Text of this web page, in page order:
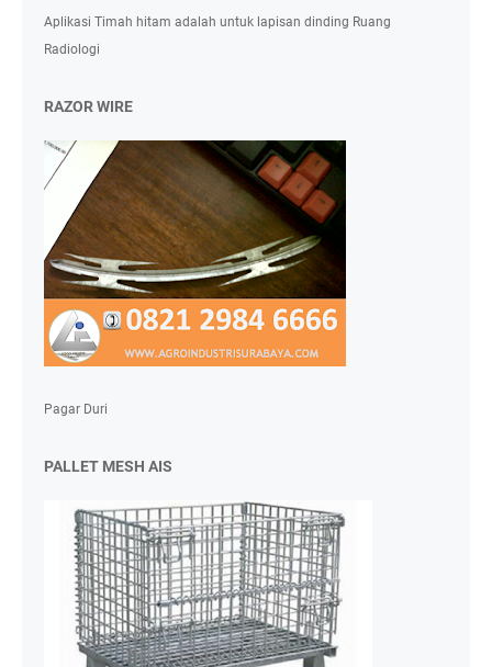
Aplikasi Timah hitam adalah untuk lapisan dinding Ruang
Radiologi
RAZOR WIRE
Pagar Duri
PALLET MESH AIS